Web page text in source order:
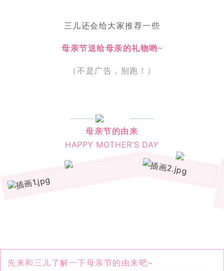
三儿还会给大家推荐一些
母亲节送给母亲的礼物哟~
（不是广告，别跑！）
母亲节的由来
HAPPY MOTHER'S DAY
先来和三儿了解一下母亲节的由来吧~